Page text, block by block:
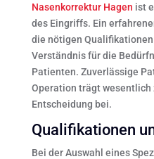
Nasenkorrektur Hagen ist
des Eingriffs. Ein
die nötigen
Verständnis für die
Patienten. Zuverlässige
Operation trägt
Entscheidung bei.
Qualifikationen
Bei der Auswahl eines